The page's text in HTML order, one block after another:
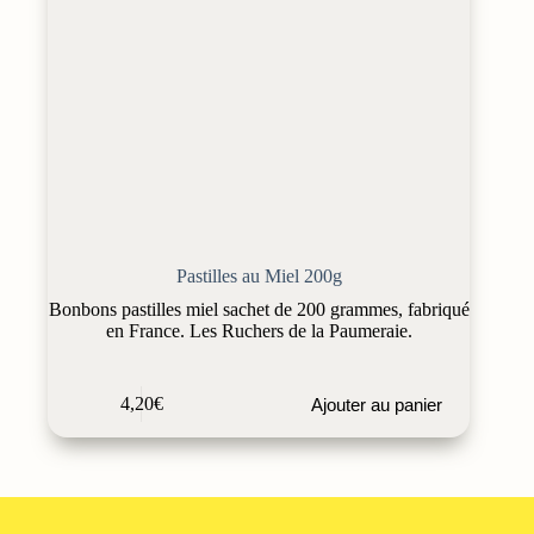
Pastilles au Miel 200g
Bonbons pastilles miel sachet de 200 grammes, fabriqué
en France. Les Ruchers de la Paumeraie.
4,20€ Ajouter au panier